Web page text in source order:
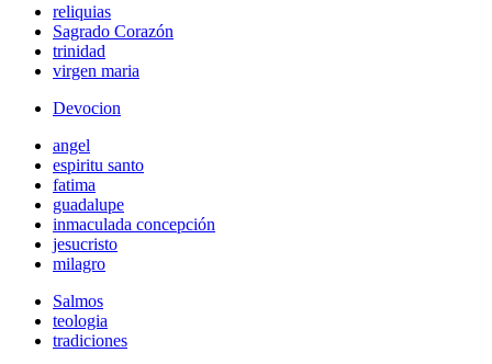
reliquias
Sagrado Corazón
trinidad
virgen maria
Devocion
angel
espiritu santo
fatima
guadalupe
inmaculada concepción
jesucristo
milagro
Salmos
teologia
tradiciones